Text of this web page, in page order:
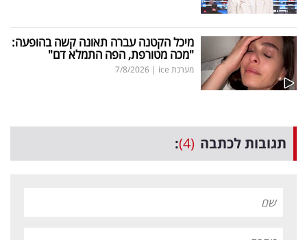
מיכל הקטנה עברה תאונה קשה בהופעה:
"מכה מטורפת, הפה התמלא דם"
מערכת ice |
7/8/2026
תגובות לכתבה (4)
: